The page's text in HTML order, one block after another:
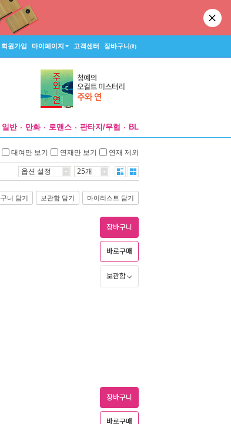
회원가입 마이페이지 고객센터 장바구니(0)
일반 만화 로맨스 판타지/무협 BL
대여만 보기 연재만 보기 연재 제외
옵션 설정 25개
니 담기 보관함 담기 마이리스트 담기
장바구니
바로구매
보관함
장바구니
바로구매